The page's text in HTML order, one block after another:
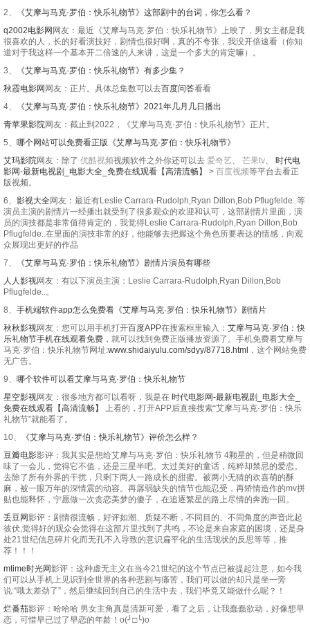
2、
《艾摩与马克·罗伯：快乐礼物节》这部剧中的台词，你怎么看？
q2002电影网网友：最近《艾摩与马克·罗伯：快乐礼物节》上映了，男女主都是我
很喜欢的人，长的好看演技好，剧情也很好啊，真的不夸张，我没开倍速看（你知
道对于我这样一个基本开二倍速的人来讲，这是一个多大的肯定嘛）。
3、
《艾摩与马克·罗伯：快乐礼物节》有多少集？
秋霞电影网网友：正片。具体总集数可以去百度问答看看
4、
《艾摩与马克·罗伯：快乐礼物节》2021年几月几日播出
青苹果影院网友：截止到2022，《艾摩与马克·罗伯：快乐礼物节》正片。
5、 哪个网站可以免费看正版《艾摩与马克·罗伯：快乐礼物节》
艾玛影院网友：除了 优酷视频视频软件之外你还可以去 爱奇艺、 芒果tv、 时代电
影网-最新电视剧_电影大全_免费在线观看【高清流畅】 > 百度视频等平台去看正
版视频。
6、 影视大全网友：最近有Leslie Carrara-Rudolph,Ryan Dillon,Bob Pflugfelde..等
演员主演的剧情片一经播出就受到了很多观众的欢迎和认可，这部剧情片里面，演
员的演技都是非常值得肯定的，我觉得Leslie Carrara-Rudolph,Ryan Dillon,Bob
Pflugfelde..在里面的演技非常的好，他能够去把握这个角色所要表达的情感，向观
众展现出更好的作品
7、
《艾摩与马克·罗伯：快乐礼物节》剧情片演员有哪些
人人影视网友：有以下演员主演：Leslie Carrara-Rudolph,Ryan Dillon,Bob
Pflugfelde..。
8、 手机端软件app怎么免费看《艾摩与马克·罗伯：快乐礼物节》剧情片
秋秋影视网友：您可以用手机打开百度APP在搜索框里输入： 艾摩与马克·罗伯：快
乐礼物节手机在线观看免费 ，就可以找到免费正版播放资源了。手机免费看艾摩与
马克·罗伯：快乐礼物节网址:www.shidaiyulu.com/sdyy/87718.html ，这个网站免费
无广告。
9、 哪个软件可以看艾摩与马克·罗伯：快乐礼物节
星空影视网友：很多地方都可以看呀，我是在 时代电影网-最新电视剧_电影大全_
免费在线观看【高清流畅】
上看的，打开APP后直接搜索“艾摩与马克·罗伯：快乐
礼物节”就能看了。
10、
《艾摩与马克·罗伯：快乐礼物节》评价怎么样？
豆瓣电影影评：我其实是想给艾摩与马克·罗伯：快乐礼物节 4颗星的，但是稍微回
味了一会儿，觉得它不值，还是三星半吧。太过美好的童话，纯粹却禁忌的爱恋。
去除了所有外界的干扰，只剩下两人一路成长的甜蜜。被两小无猜的欢喜萌的酥
麻，被一眼万年的深情震的动容。再孱弱缺失的情节也能忍受，再矫情造作的mv拼
贴也能释怀，宁愿做一次贪恋美梦的傻子，在追逐繁星的路上尽情的奔跑一回。
丢豆网影评：剧情很流畅，好评如潮、质疑不断，不同目的、不同角度的声音此起
彼伏,觉得好的观众会觉得在这部片里找到了共鸣，不论是来自家庭的困境，还是身
处21世纪信息碎片化而无孔不入导致的意识扁平化的生活现状的反思等等，推
荐！！！
mtime时光网影评：这种虚无主义在当今21世纪的这个节点已被提起注意，如今我
们可以从手机上见识到全世界的各种悲剧与痛苦，我们可以做的却只是坐一旁
说:“哦太差劲了”，然后继续回到自己的生活中去，我们毕竟又能做什么呢？！
烂番茄影评：哈哈哈 男女主角真是清新可爱，看了之后，让我蠢蠢欲动，好像想早
恋，可惜早已过了早恋的年龄！o(╯□╰)o